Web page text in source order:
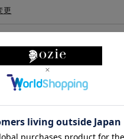
に宅配便でお届けします。
・刺繍がある場合は除く）
更
について詳しく見る
お問い合わせ